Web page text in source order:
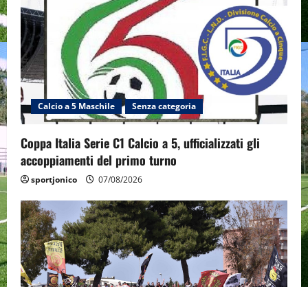
Calcio a 5 Maschile Senza categoria
Coppa Italia Serie C1 Calcio a 5, ufficializzati gli
accoppiamenti del primo turno
sportjonico 07/08/2026